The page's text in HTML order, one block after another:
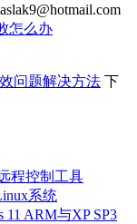
怎么办
问题解决方法 下
程控制工具
系统
ARM与XP SP3